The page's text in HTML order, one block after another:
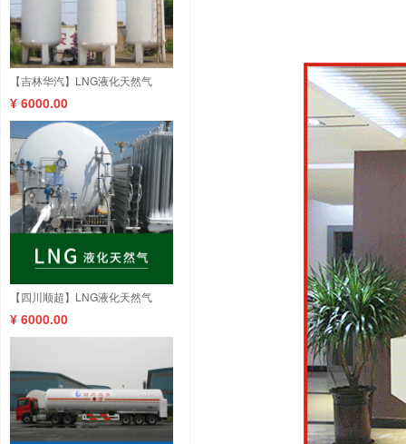
【吉林华汽】LNG液化天然气
¥ 6000.00
【四川顺超】LNG液化天然气
¥ 6000.00